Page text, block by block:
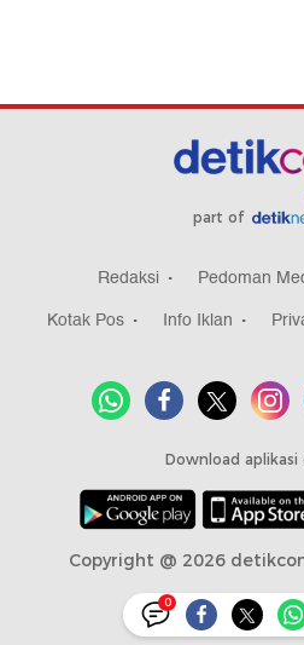
0
part of
Redaksi Pedoman
Kotak Pos
Info Iklan
Download
Copyright @ 2026